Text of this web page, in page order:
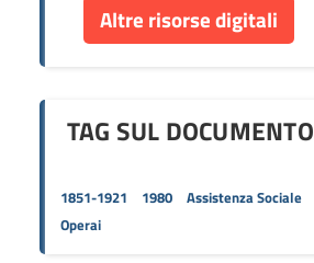
Altre risorse digitali
TAG SUL DOCUMENTO
1851-1921 1980 Assistenza Sociale
Operai